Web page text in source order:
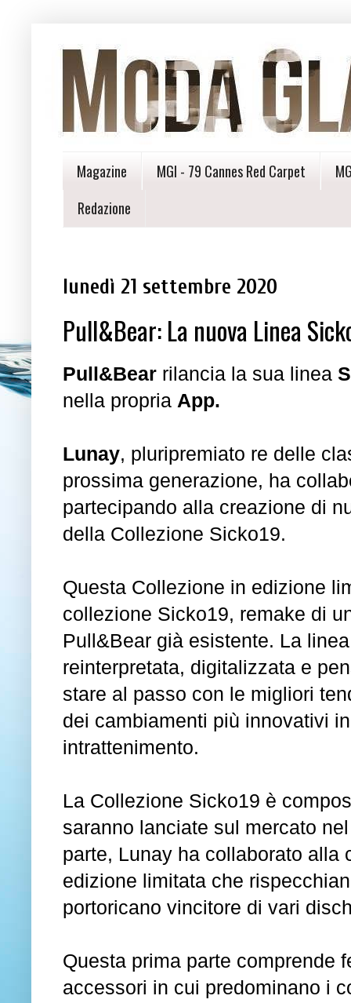
Magazine MGI - 79 Cannes Red Carpet
Redazione
lunedì 21 settembre 2020
Pull&Bear: La nuova Linea
Pull&Bear rilancia la sua linea
nella propria App.
Lunay, pluripremiato re delle
prossima generazione, ha
partecipando alla creazione di
della Collezione Sicko19.
Questa Collezione in edizione
collezione Sicko19, remake di
Pull&Bear già esistente. La
reinterpretata, digitalizzata e
stare al passo con le migliori
dei cambiamenti più innovativi
intrattenimento.
La Collezione Sicko19 è
saranno lanciate sul mercato
parte, Lunay ha collaborato
edizione limitata che
portoricano vincitore di vari
Questa prima parte comprende
accessori in cui predominano i